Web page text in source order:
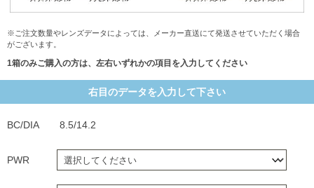
※ご注文数量やレンズデータによっては、メーカー直送にて発送させていただく場合
がございます。
1箱のみご購入の方は、左右いずれかの項目を入力してください
右目のデータを入力して下さい
BC/DIA 8.5/14.2
PWR